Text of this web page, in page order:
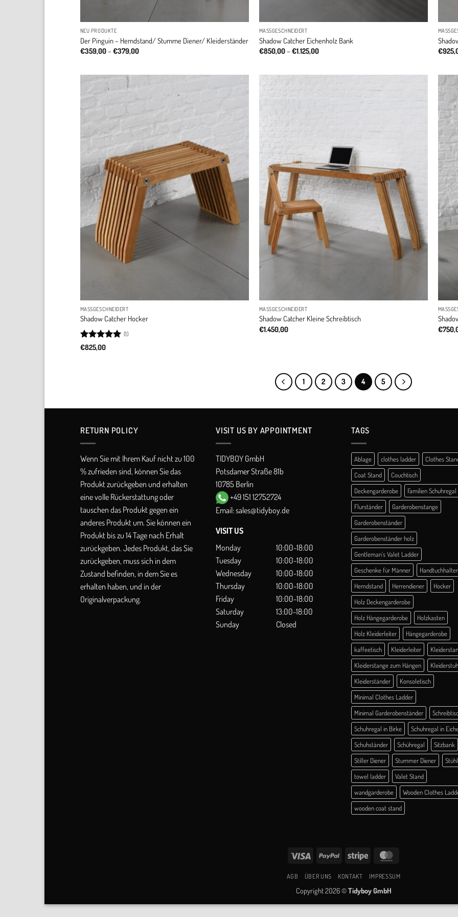
NEU PRODUKTE
Der Pinguin – Hemdstand/ Stumme Diener/ Kleiderständer
€359,00– €379,00Price
MASSGESCHNEIDERT
Shadow Catcher Eichenholz Bank
€850,00– €1.125,00Price
€
wishlist
MASSGESCHNEIDERT
Shadow Catcher Hocker
Rated5
(1)
€825,00
MASSGESCHNEIDERT
Shadow Catcher Kleine Schreibtisch
€1.450,00
€
1 2 3 4 5
RETURN POLICY​
Wenn Sie mit Ihrem Kauf nicht zu 100
% zufrieden sind, können Sie das
Produkt zurückgeben und erhalten
eine volle Rückerstattung oder
tauschen das Produkt gegen ein
anderes Produkt um. Sie können ein
Produkt bis zu 14 Tage nach Erhalt
zurückgeben. Jedes Produkt, das Sie
zurückgeben, muss sich in dem
Zustand befinden, in dem Sie es
erhalten haben, und in der
Originalverpackung.
VISIT US BY APPOINTMENT
TIDYBOY GmbH
Potsdamer Straße 81b
10785 Berlin
+49 151 12752724
Email:sales@tidyboy.de
VISIT US
Monday
10:00-18:00
Tuesday
10:00-18:00
Wednesday
10:00-18:00
Thursday
10:00-18:00
Friday
10:00-18:00
Saturday
13:00-18:00
Sunday
Closed
TAGS
Ablage clothes ladder
Clothes
Coat Stand
Couchtisch
Deckengarderobe
Familien Schuhregal
Flurständer
Garderobenstange
Garderobenständer
Garderobenständer holz
Gentleman's Valet Ladder
Geschenke für Männer
Handtuchhalter
Hemdstand
Herrendiener
Hocker
Holz Deckengarderobe
Holz Hängegarderobe
Holzkasten
Holz Kleiderleiter
Hängegarderobe
kaffeetisch
Kleiderleiter
Kleiderstange zum Hängen
Kleiderständer
Konsoletisch
Minimal Clothes Ladder
Minimal Garderobenständer
Schuhregal in Birke
Schuhregal in
Schuhständer
Schühregal
Sitzbank
Stiller Diener
Stummer Diener
towel ladder
Valet Stand
wandgarderobe
Wooden Clothes
wooden coat stand
Visa PayPal Stripe
AGB ÜBER UNS KONTAKT IMPRESSUM
Copyright 2026 ©Tidyboy GmbH